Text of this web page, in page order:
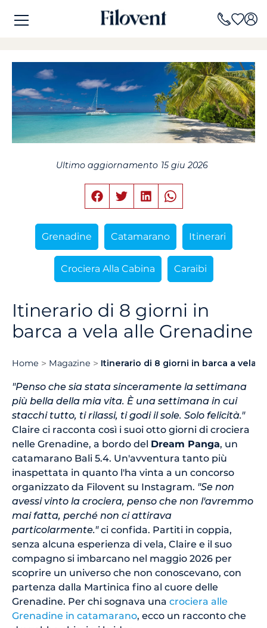
Ultimo aggiornamento 15 giu 2026
Grenadine Catamarano Itinerari
Crociera Alla Cabina Caraibi
Itinerario di 8 giorni in
barca a vela alle Grenadine
Home Magazine Itinerario di 8 giorni in barca a vela
"Penso che sia stata sinceramente la settimana
più bella della mia vita. È una settimana in cui
stacchi tutto, ti rilassi, ti godi il sole. Solo felicità."
Claire ci racconta così i suoi otto giorni di crociera
nelle Grenadine, a bordo del Dream Panga, un
catamarano Bali 5.4. Un'avventura tanto più
inaspettata in quanto l'ha vinta a un concorso
organizzato da Filovent su Instagram. "Se non
avessi vinto la crociera, penso che non l'avremmo
mai fatta, perché non ci attirava
particolarmente."ci confida. Partiti in coppia,
senza alcuna esperienza di vela, Claire e il suo
compagno si imbarcano nel maggio 2026 per
scoprire un universo che non conoscevano, con
partenza dalla Martinica fino al cuore delle
Grenadine. Per chi sognava una crociera alle
Grenadine in catamarano, ecco un racconto che